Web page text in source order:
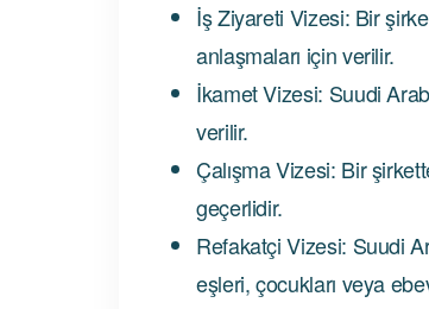
İş Ziyareti Vizesi: Bir
anlaşmaları için verilir.
İkamet Vizesi: Suudi
verilir.
Çalışma Vizesi: Bir
geçerlidir.
Refakatçi Vizesi: Suudi
eşleri, çocukları veya